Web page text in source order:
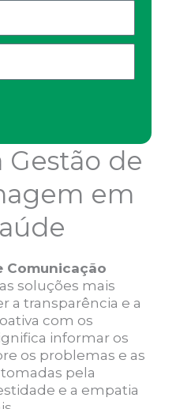
Gestão de
em
Comunicação
soluções mais
a transparência e a
com os
informar os
os problemas e as
pela
e a empatia